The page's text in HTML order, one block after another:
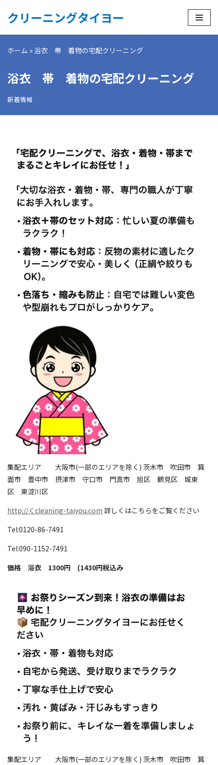
コ
テ
ツ
ス
クリーニングタイヨー
ホーム » 浴衣 帯 着物の宅配クリーニング
浴衣 帯 着物の宅配クリーニング
新着情報
集配エリア 大阪市(一部のエリアを除く) 茨木市 吹田市 箕
面市 豊中市 摂津市 守口市 門真市 旭区 鶴見区 城東
区 東淀川区
http://くcleaning-taiyou.com 詳しくはこちらをご覧ください
Tel:0120-86-7491
Tel:090-1152-7491
価格 浴衣 1300円 (1430円税込み
集配エリア 大阪市(一部のエリアを除く) 茨木市 吹田市 箕